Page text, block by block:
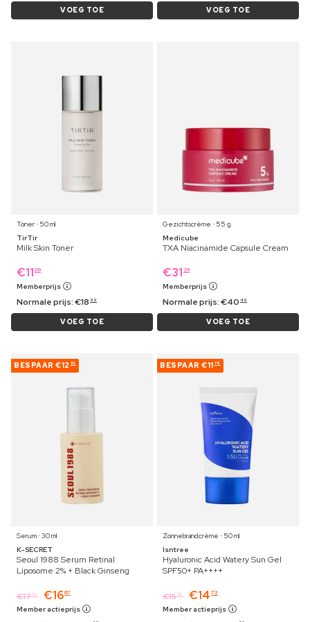
VOEG TOE VOEG TOE
Toner ⋅ 50 ml
TirTir
Milk Skin Toner
€11 09
Memberprijs
Normale prijs:€18 99
VOEG TOE
Gezichtscrème ⋅ 55 g
Medicube
TXA Niacinamide Capsule Cream
€31 29
Memberprijs
Normale prijs:€40 49
VOEG TOE
BESPAAR €12 82
Serum ⋅ 30 ml
K-SECRET
Seoul 1988 Serum Retinal
Liposome 2% + Black Ginseng
€1719 €1667
Member actieprijs
BESPAAR €11 76
Zonnebrandcrème ⋅ 50 ml
Isntree
Hyaluronic Acid Watery Sun Gel
SPF50+ PA++++
€1519 €14 73
Member actieprijs